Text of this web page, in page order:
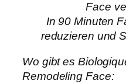
Face
In 90 Minuten
reduzieren und
Wo gibt es
Remodeling Face: